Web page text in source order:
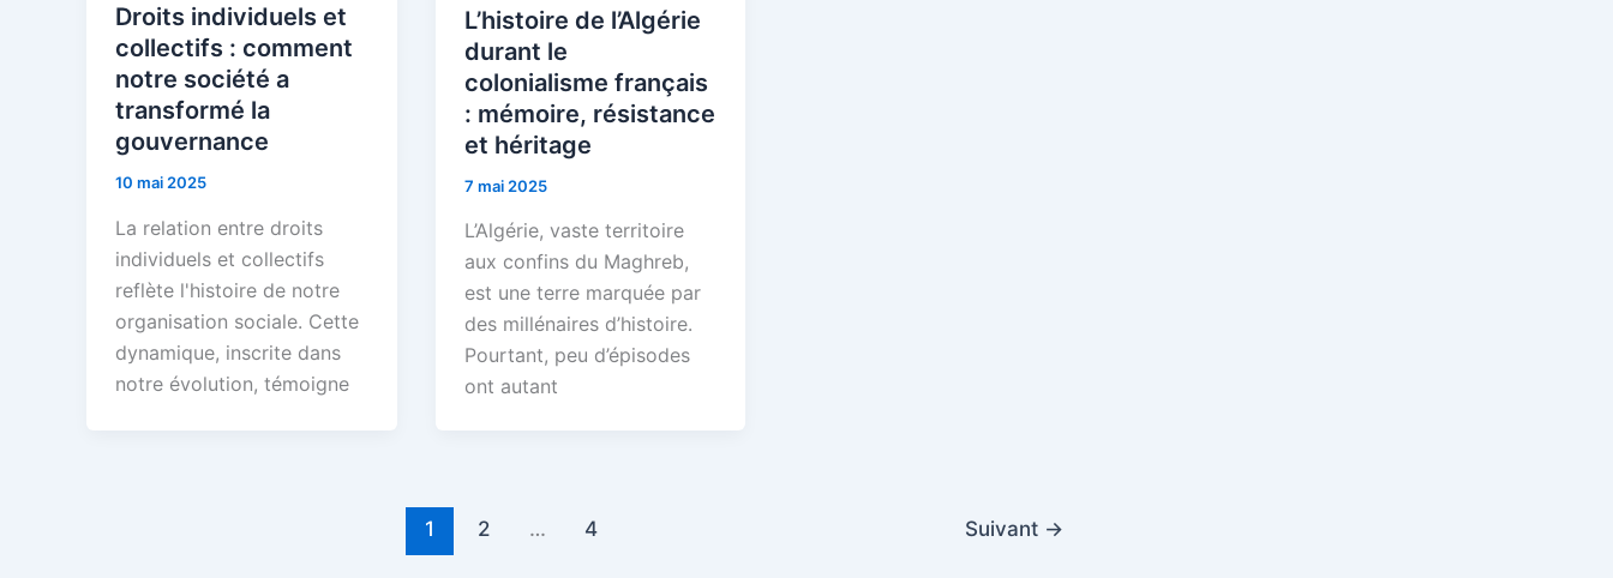
Droits individuels et
collectifs : comment
notre société a
transformé la
gouvernance
10 mai 2025
La relation entre droits
individuels et collectifs
reflète l'histoire de notre
organisation sociale. Cette
dynamique, inscrite dans
notre évolution, témoigne
L’histoire de l’Algérie
durant le
colonialisme français
: mémoire, résistance
et héritage
7 mai 2025
L’Algérie, vaste territoire
aux confins du Maghreb,
est une terre marquée par
des millénaires d’histoire.
Pourtant, peu d’épisodes
ont autant
1 2 … 4 Suivant →